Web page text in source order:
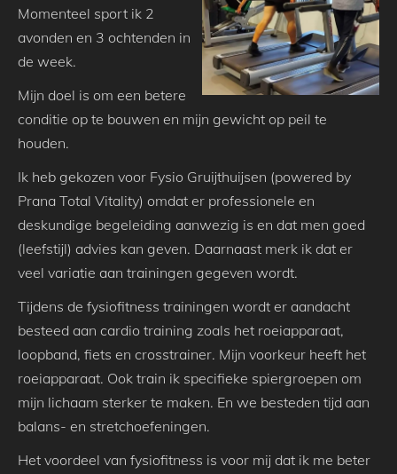
Momenteel sport ik 2
avonden en 3 ochtenden in
de week.
Mijn doel is om een betere
conditie op te bouwen en mijn gewicht op peil te
houden.
Ik heb gekozen voor Fysio Gruijthuijsen (powered by
Prana Total Vitality) omdat er professionele en
deskundige begeleiding aanwezig is en dat men goed
(leefstijl) advies kan geven. Daarnaast merk ik dat er
veel variatie aan trainingen gegeven wordt.
Tijdens de fysiofitness trainingen wordt er aandacht
besteed aan cardio training zoals het roeiapparaat,
loopband, fiets en crosstrainer. Mijn voorkeur heeft het
roeiapparaat. Ook train ik specifieke spiergroepen om
mijn lichaam sterker te maken. En we besteden tijd aan
balans- en stretchoefeningen.
Het voordeel van fysiofitness is voor mij dat ik me beter